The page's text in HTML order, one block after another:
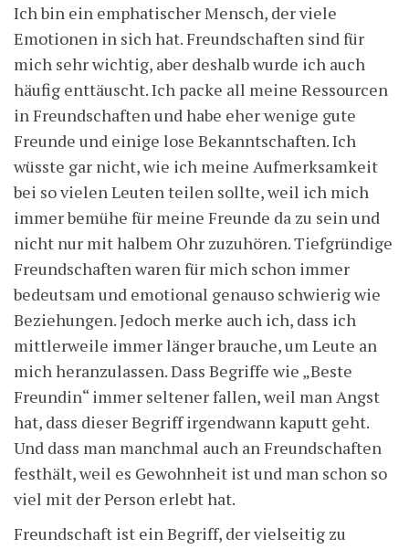
Ich bin ein emphatischer Mensch, der viele
Emotionen in sich hat. Freundschaften sind für
mich sehr wichtig, aber deshalb wurde ich auch
häufig enttäuscht. Ich packe all meine Ressourcen
in Freundschaften und habe eher wenige gute
Freunde und einige lose Bekanntschaften. Ich
wüsste gar nicht, wie ich meine Aufmerksamkeit
bei so vielen Leuten teilen sollte, weil ich mich
immer bemühe für meine Freunde da zu sein und
nicht nur mit halbem Ohr zuzuhören. Tiefgründige
Freundschaften waren für mich schon immer
bedeutsam und emotional genauso schwierig wie
Beziehungen. Jedoch merke auch ich, dass ich
mittlerweile immer länger brauche, um Leute an
mich heranzulassen. Dass Begriffe wie „Beste
Freundin“ immer seltener fallen, weil man Angst
hat, dass dieser Begriff irgendwann kaputt geht.
Und dass man manchmal auch an Freundschaften
festhält, weil es Gewohnheit ist und man schon so
viel mit der Person erlebt hat.
Freundschaft ist ein Begriff, der vielseitig zu